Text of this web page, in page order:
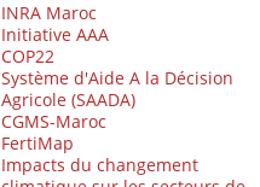
INRA Maroc
Initiative AAA
COP22
Système d'Aide A la Décision
Agricole (SAADA)
CGMS-Maroc
FertiMap
Impacts du changement